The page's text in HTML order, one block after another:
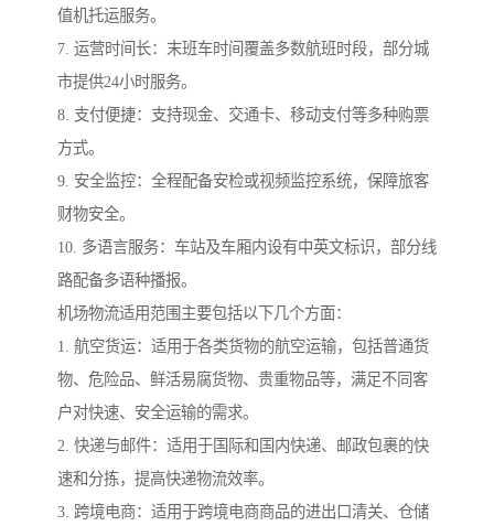
值机托运服务。
7. 运营时间长：末班车时间覆盖多数航班时段，部分城
市提供24小时服务。
8. 支付便捷：支持现金、交通卡、移动支付等多种购票
方式。
9. 安全监控：全程配备安检或视频监控系统，保障旅客
财物安全。
10. 多语言服务：车站及车厢内设有中英文标识，部分线
路配备多语种播报。
机场物流适用范围主要包括以下几个方面：
1. 航空货运：适用于各类货物的航空运输，包括普通货
物、危险品、鲜活易腐货物、贵重物品等，满足不同客
户对快速、安全运输的需求。
2. 快递与邮件：适用于国际和国内快递、邮政包裹的快
速和分拣，提高快递物流效率。
3. 跨境电商：适用于跨境电商商品的进出口清关、仓储